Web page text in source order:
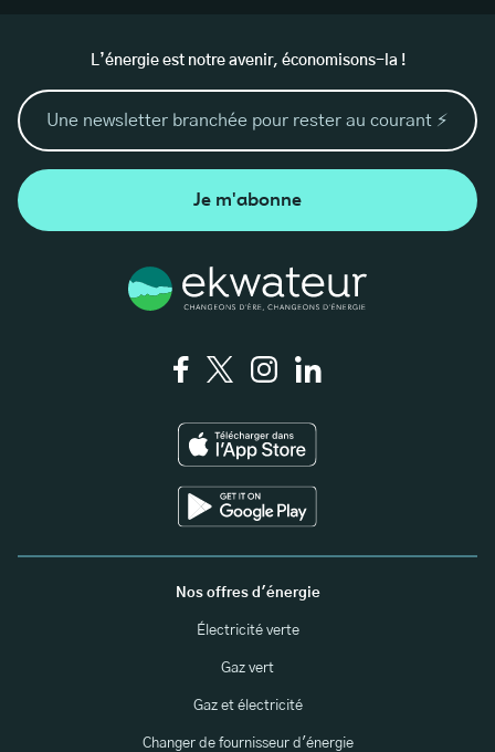
L’énergie est notre avenir, économisons-la !
Je m'abonne
Nos offres d'énergie
Électricité verte
Gaz vert
Gaz et électricité
Changer de fournisseur d'énergie